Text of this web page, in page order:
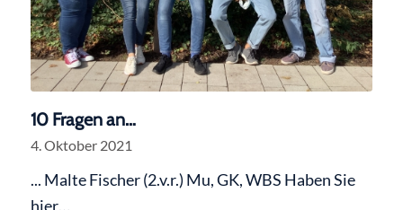
10 Fragen an…
4. Oktober 2021
... Malte Fischer (2.v.r.) Mu, GK, WBS Haben Sie
hier…